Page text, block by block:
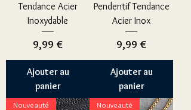
Tendance Acier
Inoxydable
Prix
9,99 €
Ajouter au
panier
Pendentif Tendance
Acier Inox
Prix
9,99 €
Ajouter au
panier
Nouveauté Nouveauté